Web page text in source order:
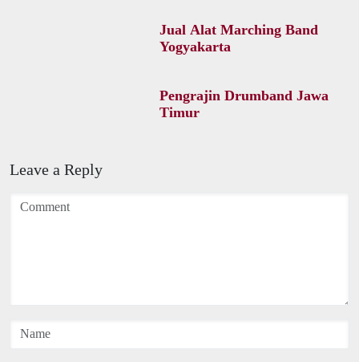
Jual Alat Marching Band
Yogyakarta
Pengrajin Drumband Jawa
Timur
Leave a Reply